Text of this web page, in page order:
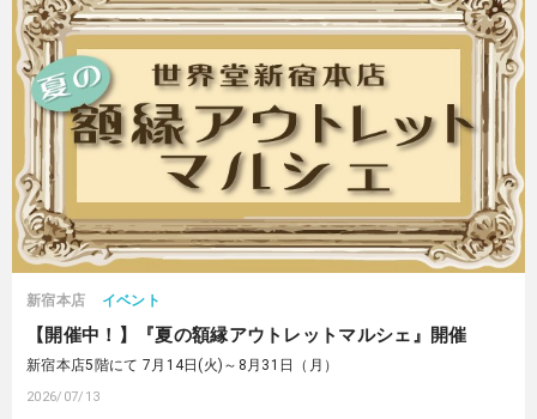
新宿本店 イベント
【開催中！】『夏の額縁アウトレットマルシェ』開催
新宿本店5階にて 7月14日(火)～8月31日（月）
2026/07/13